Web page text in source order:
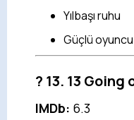
Yılbaşı ruhu
Güçlü
? 13. 13 Going
IMDb: 6.3